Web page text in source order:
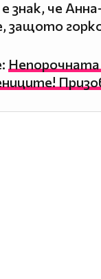
знак, че
защото